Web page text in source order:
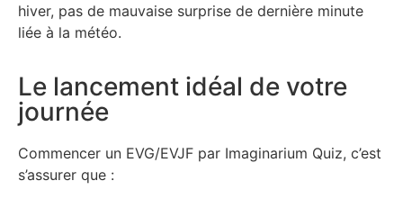
hiver, pas de mauvaise surprise de dernière minute
liée à la météo.
Le lancement idéal de votre
journée
Commencer un EVG/EVJF par Imaginarium Quiz, c’est
s’assurer que :